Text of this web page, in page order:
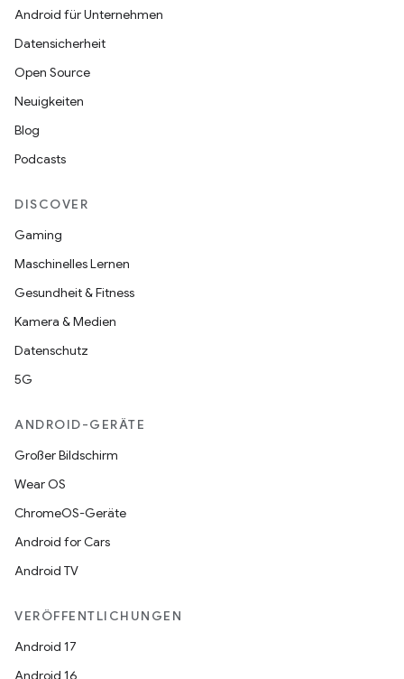
Android für Unternehmen
Datensicherheit
Open Source
Neuigkeiten
Blog
Podcasts
DISCOVER
Gaming
Maschinelles Lernen
Gesundheit & Fitness
Kamera & Medien
Datenschutz
5G
ANDROID-GERÄTE
Großer Bildschirm
Wear OS
ChromeOS-Geräte
Android for Cars
Android TV
VERÖFFENTLICHUNGEN
Android 17
Android 16